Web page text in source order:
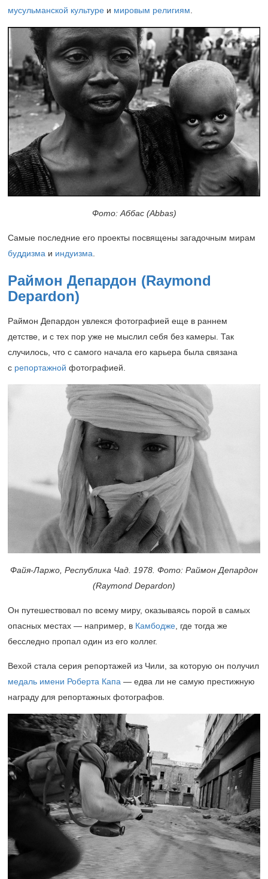
мусульманской культуре и мировым религиям
Фото: Аббас (Abbas)
Самые последние его проекты посвящены загадочным мирам
буддизма и индуизма
Раймон Депардон (Raymond
Depardon)
Раймон Депардон увлекся фотографией еще в раннем
детстве, и с тех пор уже не мыслил себя без камеры. Так
случилось, что с самого начала его карьера была связана
с репортажной фотографией.
Файя-Ларжо, Республика Чад . 1978. Фото: Раймон Депардон
(Raymond Depardon)
Он путешествовал по всему миру, оказываясь порой в самых
опасных местах — например, в Камбодже , где тогда же
бесследно пропал один из его коллег.
Вехой стала серия репортажей из Чили, за которую он получил
медаль имени Роберта Капа — едва ли не самую престижную
награду для репортажных фотографов.